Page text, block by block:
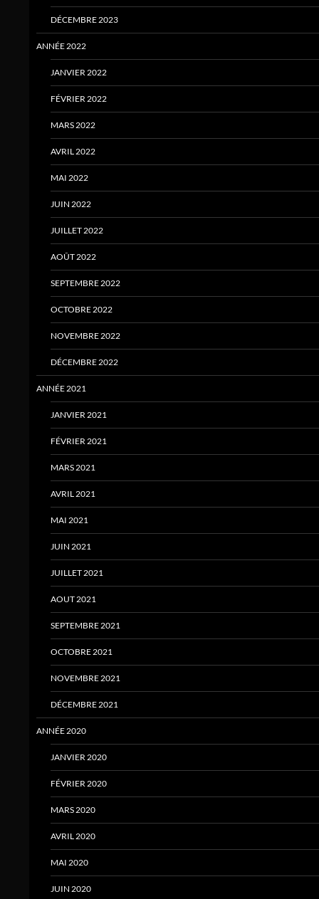
DÉCEMBRE 2023
ANNÉE 2022
JANVIER 2022
FÉVRIER 2022
MARS 2022
AVRIL 2022
MAI 2022
JUIN 2022
JUILLET 2022
AOÛT 2022
SEPTEMBRE 2022
OCTOBRE 2022
NOVEMBRE 2022
DÉCEMBRE 2022
ANNÉE 2021
JANVIER 2021
FÉVRIER 2021
MARS 2021
AVRIL 2021
MAI 2021
JUIN 2021
JUILLET 2021
AOUT 2021
SEPTEMBRE 2021
OCTOBRE 2021
NOVEMBRE 2021
DÉCEMBRE 2021
ANNÉE 2020
JANVIER 2020
FÉVRIER 2020
MARS 2020
AVRIL 2020
MAI 2020
JUIN 2020